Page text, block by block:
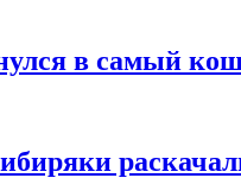
в самый